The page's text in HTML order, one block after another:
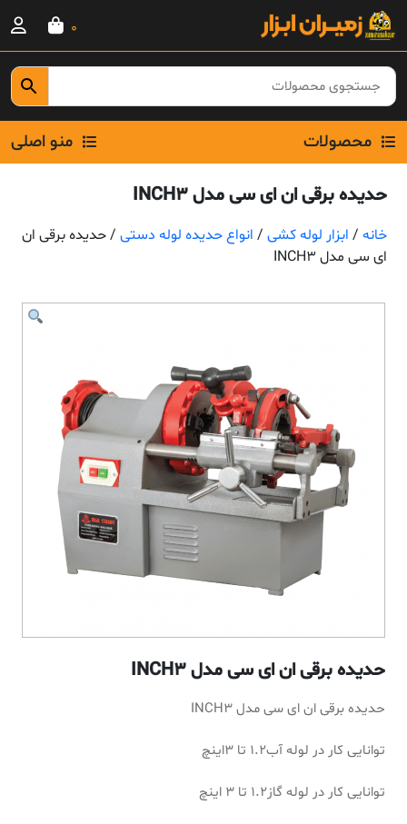
Skip
content
0
محصولات منو اصلی
حدیده برقی ان ای سی مدل INCH3
خانه / ابزار لوله کشی / انواع حدیده لوله دستی / حدیده برقی ان
ای سی مدل INCH3
حدیده برقی ان ای سی مدل INCH3
حدیده برقی ان ای سی مدل INCH3
توانایی کار در لوله آب1.2 تا 3اینچ
توانایی کار در لوله گاز1.2 تا 3 اینچ